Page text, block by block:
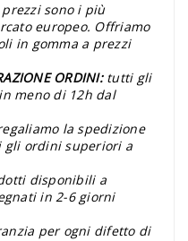
sono i più
europeo. Offriamo
in gomma a prezzi
ORDINI: tutti gli
meno di 12h dal
la spedizione
gli ordini superiori a
disponibili a
in 2-6 giorni
per ogni difetto di